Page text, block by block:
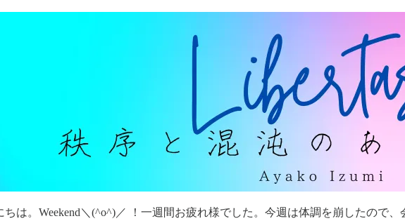
ちは。Weekend＼(^o^)／ ！一週間お疲れ様でした。今週は体調を崩したの